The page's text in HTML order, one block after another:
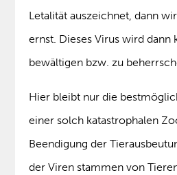
Letalität auszeichnet, dann
ernst. Dieses Virus wird dann
bewältigen bzw. zu
Hier bleibt nur die
einer solch katastrophalen
Beendigung der
der Viren stammen von